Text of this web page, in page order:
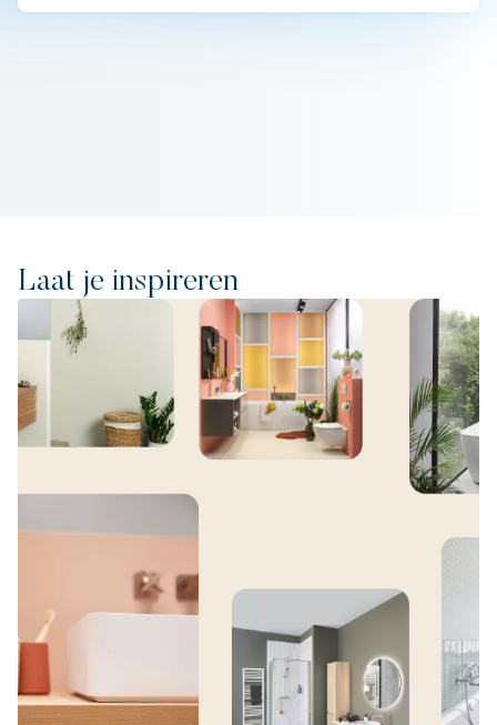
Laat je inspireren